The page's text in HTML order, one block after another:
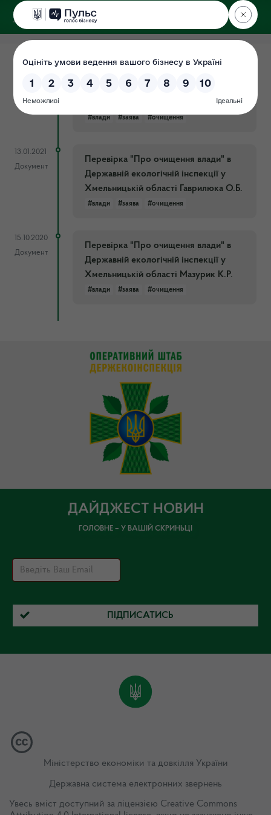
ДЕРЖЕКОІНСПЕКЦІЯ
у Хмельницькій області
20.04.2021
Документ
Державній екологічній інспекції у
Хмельницькій області Лісової Д.В.
#влади #заява #очищення
13.01.2021
Документ
Перевірка "Про очищення влади" в
Державній екологічній інспекції у
Хмельницькій області Гаврилюка О.Б.
#влади #заява #очищення
15.10.2020
Документ
Перевірка "Про очищення влади" в
Державній екологічній інспекції у
Хмельницькій області Мазурик К.Р.
#влади #заява #очищення
ДАЙДЖЕСТ НОВИН
ГОЛОВНЕ – У ВАШІЙ СКРИНЬЦІ
ПІДПИСАТИСЬ
Міністерство економіки та довкілля України
Державна система електронних звернень
Увесь вміст доступний за ліцензією Creative Commons